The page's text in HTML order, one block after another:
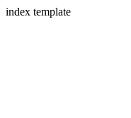
index template